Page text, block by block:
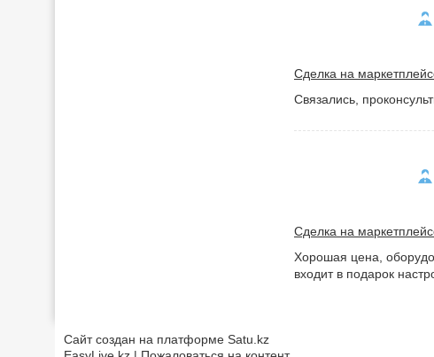
Сделка на
Связались,
Сделка на
Хорошая цена,
входит в подарок
Сайт создан на платформе Satu.kz